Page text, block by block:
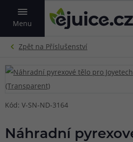
Menu
VYHLEDAT
Kód: V-SN-ND-3164
Náhradní